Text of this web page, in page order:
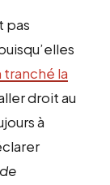
pas
la
droit au
à